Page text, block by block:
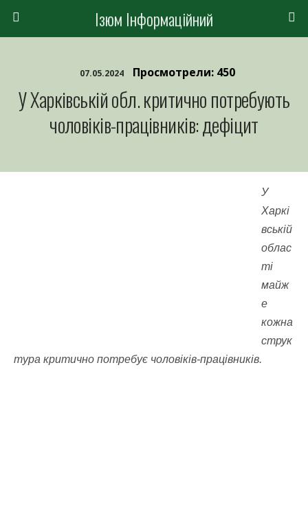
Ізюм Інформаційний
07.05.2024 Просмотрели: 450
У Харківській обл. критично потребують
чоловіків-працівників: дефіцит
У
Харкі
вській
облас
ті
майж
е
кожна
струк
тура критично потребує чоловіків-працівників.